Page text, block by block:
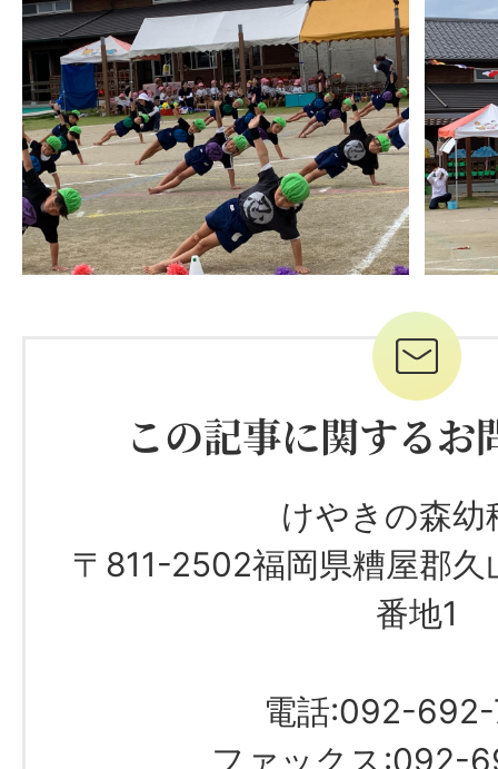
この記事に関するお
けやきの森幼
〒811-2502福岡県糟屋郡
番地1
電話:092-
ファックス:092-